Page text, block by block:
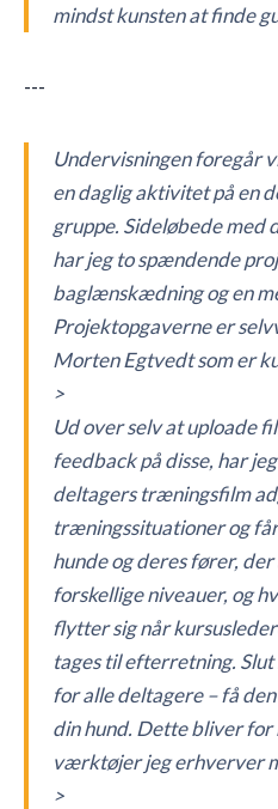
mindst kunsten at finde
---
Undervisningen foregår
en daglig aktivitet på en
gruppe. Sideløbede med
har jeg to spændende
baglænskædning og en
Projektopgaverne er
Morten Egtvedt som er
>
Ud over selv at uploade
feedback på disse, har
deltagers træningsfilm
træningssituationer og
hunde og deres fører,
forskellige niveauer, og
flytter sig når
tages til efterretning.
for alle deltagere – få
din hund. Dette bliver for
værktøjer jeg erhverver
>